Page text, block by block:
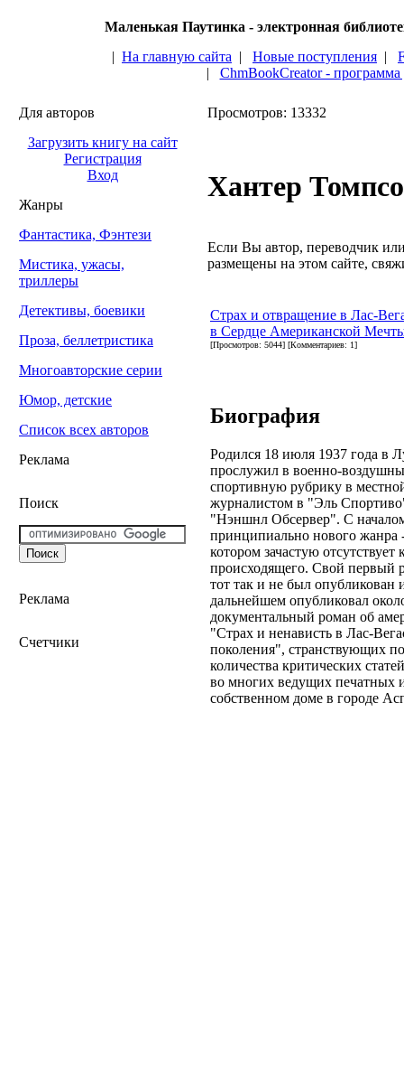
Маленькая Паутинка - электронная
| На главную сайта | Новые поступления |
| ChmBookCreator -
Для авторов
Загрузить книгу на сайт
Регистрация
Вход
Жанры
Фантастика, Фэнтези
Мистика, ужасы,
триллеры
Детективы, боевики
Проза, беллетристика
Многоавторские серии
Юмор, детские
Список всех авторов
Реклама
Поиск
Реклама
Счетчики
Просмотров: 13332
Хантер
Если Вы автор, переводчик
размещены на этом сайте,
Страх и отвращение в Лас-
в Сердце Американской
[Просмотров: 5044] [Комментариев: 1]
Биография
Родился 18 июля 1937 года в
прослужил в военно-
спортивную рубрику в
журналистом в "Эль
"Нэншнл Обсервер". С
принципиально нового жанра
котором зачастую
происходящего. Свой первый
тот так и не был опубликован
дальнейшем опубликовал
документальный роман об
"Страх и ненависть в Лас-
поколения", странствующих
количества критических
во многих ведущих печатных
собственном доме в городе